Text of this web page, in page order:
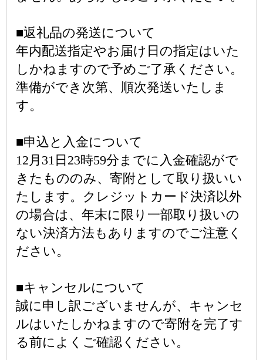
■返礼品の発送について
年内配送指定やお届け日の指定はいた
しかねますので予めご了承ください。
準備ができ次第、順次発送いたしま
す。
■申込と入金について
12月31日23時59分までに入金確認がで
きたもののみ、寄附として取り扱いい
たします。クレジットカード決済以外
の場合は、年末に限り一部取り扱いの
ない決済方法もありますのでご注意く
ださい。
■キャンセルについて
誠に申し訳ございませんが、キャンセ
ルはいたしかねますので寄附を完了す
る前によくご確認ください。